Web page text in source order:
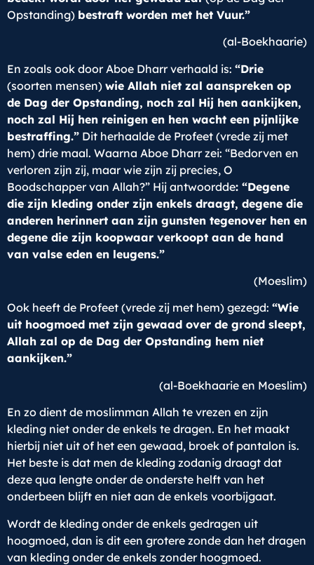
Opstanding) bestraft worden met het Vuur.”
(al-Boekhaarie)
En zoals ook door Aboe Dharr verhaald is: “Drie
(soorten mensen) wie Allah niet zal aanspreken op
de Dag der Opstanding, noch zal Hij hen aankijken,
noch zal Hij hen reinigen en hen wacht een pijnlijke
bestraffing.” Dit herhaalde de Profeet (vrede zij met
hem) drie maal. Waarna Aboe Dharr zei: “Bedorven en
verloren zijn zij, maar wie zijn zij precies, O
Boodschapper van Allah?” Hij antwoordde: “Degene
die zijn kleding onder zijn enkels draagt, degene die
anderen herinnert aan zijn gunsten tegenover hen en
degene die zijn koopwaar verkoopt aan de hand
van valse eden en leugens.”
(Moeslim)
Ook heeft de Profeet (vrede zij met hem) gezegd: “Wie
uit hoogmoed met zijn gewaad over de grond sleept,
Allah zal op de Dag der Opstanding hem niet
aankijken.”
(al-Boekhaarie en Moeslim)
En zo dient de moslimman Allah te vrezen en zijn
kleding niet onder de enkels te dragen. En het maakt
hierbij niet uit of het een gewaad, broek of pantalon is.
Het beste is dat men de kleding zodanig draagt dat
deze qua lengte onder de onderste helft van het
onderbeen blijft en niet aan de enkels voorbijgaat.
Wordt de kleding onder de enkels gedragen uit
hoogmoed, dan is dit een grotere zonde dan het dragen
van kleding onder de enkels zonder hoogmoed.